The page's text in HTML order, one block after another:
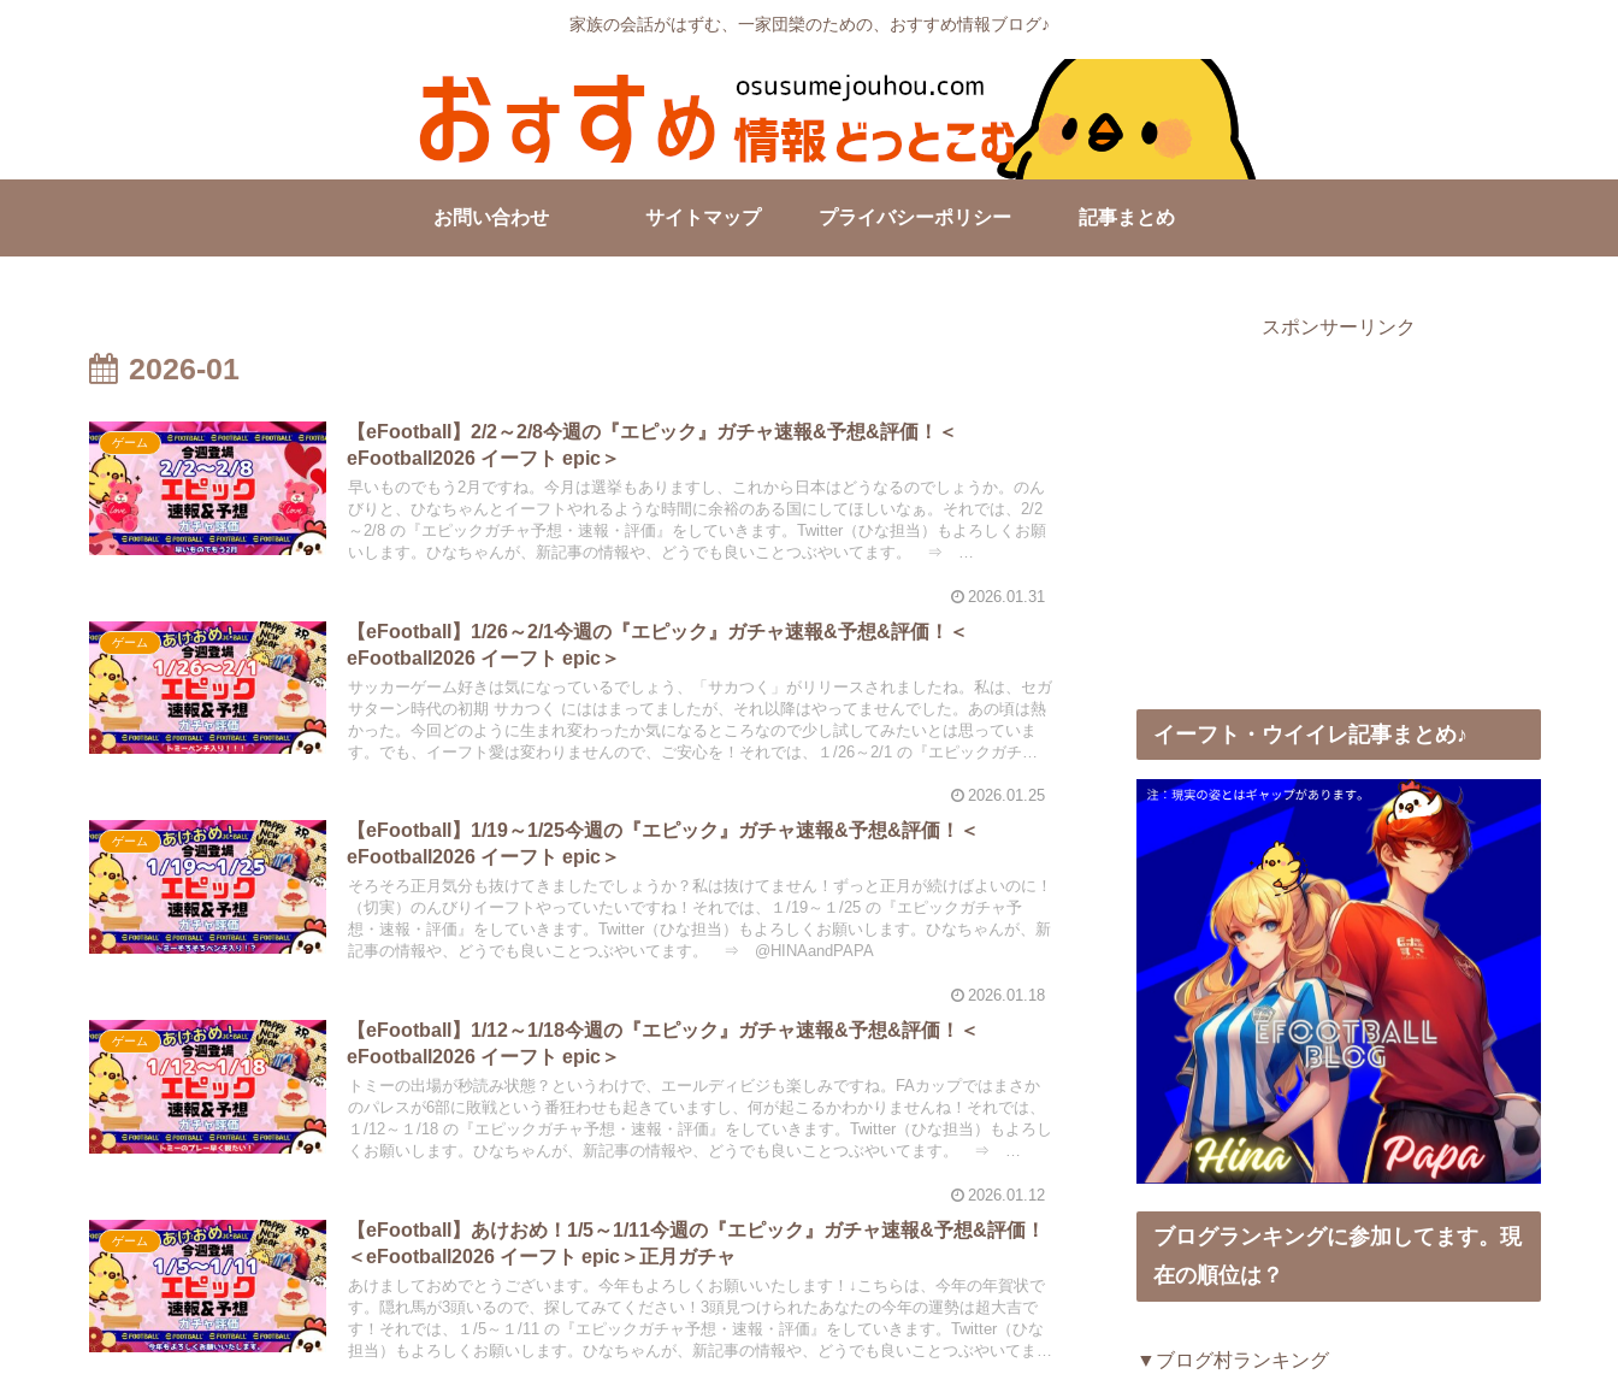
家族の会話がはずむ、一家団欒のための、おすすめ情報ブログ♪
お問い合わせ サイトマップ プライバシーポリシー 記事まとめ
2026-01
ゲーム
【eFootball】2/2～2/8今週の『エピック』ガチャ速報&予想&評価！＜
eFootball2026 イーフト epic＞
早いものでもう2月ですね。今月は選挙もありますし、これから日本はどうなるのでしょうか。のん
びりと、ひなちゃんとイーフトやれるような時間に余裕のある国にしてほしいなぁ。それでは、2/2
～2/8 の『エピックガチャ予想・速報・評価』をしていきます。Twitter（ひな担当）もよろしくお願
いします。ひなちゃんが、新記事の情報や、どうでも良いことつぶやいてます。 ⇒
2026.01.31
ゲーム
【eFootball】1/26～2/1今週の『エピック』ガチャ速報&予想&評価！＜
eFootball2026 イーフト epic＞
サッカーゲーム好きは気になっているでしょう、「サカつく」がリリースされましたね。私は、セガ
サターン時代の初期 サカつく にははまってましたが、それ以降はやってませんでした。あの頃は熱
かった。今回どのように生まれ変わったか気になるところなので少し試してみたいとは思っていま
す。でも、イーフト愛は変わりませんので、ご安心を！それでは、１/26～2/1 の『エピックガチャ
2026.01.25
ゲーム
【eFootball】1/19～1/25今週の『エピック』ガチャ速報&予想&評価！＜
eFootball2026 イーフト epic＞
そろそろ正月気分も抜けてきましたでしょうか？私は抜けてません！ずっと正月が続けばよいのに！
（切実）のんびりイーフトやっていたいですね！それでは、１/19～１/25 の『エピックガチャ予
想・速報・評価』をしていきます。Twitter（ひな担当）もよろしくお願いします。ひなちゃんが、新
記事の情報や、どうでも良いことつぶやいてます。 ⇒ @HINAandPAPA
2026.01.18
ゲーム
【eFootball】1/12～1/18今週の『エピック』ガチャ速報&予想&評価！＜
eFootball2026 イーフト epic＞
トミーの出場が秒読み状態？というわけで、エールディビジも楽しみですね。FAカップではまさか
のパレスが6部に敗戦という番狂わせも起きていますし、何が起こるかわかりませんね！それでは、
１/12～１/18 の『エピックガチャ予想・速報・評価』をしていきます。Twitter（ひな担当）もよろし
くお願いします。ひなちゃんが、新記事の情報や、どうでも良いことつぶやいてます。 ⇒
2026.01.12
ゲーム
【eFootball】あけおめ！1/5～1/11今週の『エピック』ガチャ速報&予想&評価！
＜eFootball2026 イーフト epic＞正月ガチャ
あけましておめでとうございます。今年もよろしくお願いいたします！↓こちらは、今年の年賀状で
す。隠れ馬が3頭いるので、探してみてください！3頭見つけられたあなたの今年の運勢は超大吉で
す！それでは、１/5～１/11 の『エピックガチャ予想・速報・評価』をしていきます。Twitter（ひな
担当）もよろしくお願いします。ひなちゃんが、新記事の情報や、どうでも良いことつぶやいてま
スポンサーリンク
イーフト・ウイイレ記事まとめ♪
ブログランキングに参加してます。現
在の順位は？
▼ブログ村ランキング